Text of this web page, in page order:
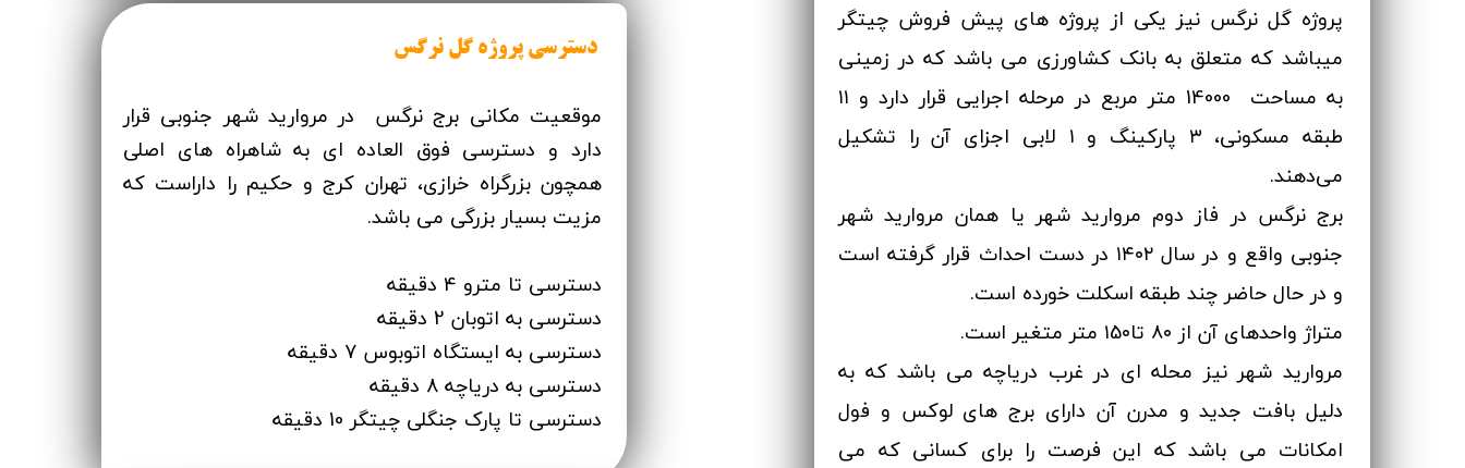
پروژه گل نرگس نیز یکی از پروژه های پیش فروش چیتگر
میباشد که متعلق به بانک کشاورزی می باشد که در زمینی
به مساحت 14000 متر مربع در مرحله اجرایی قرار دارد و ۱۱
طبقه مسکونی، ۳ پارکینگ و ۱ لابی اجزای آن را تشکیل
می‌دهند.
برج نرگس در فاز دوم مروارید شهر یا همان مروارید شهر
جنوبی واقع و در سال ۱۴۰۲ در دست احداث قرار گرفته است
و در حال حاضر چند طبقه اسکلت خورده است.
متراژ واحد‌های آن از ۸۰ تا۱5۰ متر متغیر است.
مروارید شهر نیز محله ای در غرب دریاچه می باشد که به
دلیل بافت جدید و مدرن آن دارای برج های لوکس و فول
امکانات می باشد که این فرصت را برای کسانی که می
دسترسی پروژه گل نرگس
موقعیت مکانی برج نرگس در مروارید شهر جنوبی قرار
دارد و دسترسی فوق العاده ای به شاهراه های اصلی
همچون بزرگراه خرازی، تهران کرج و حکیم را داراست که
مزیت بسیار بزرگی می باشد.
دسترسی تا مترو 4 دقیقه
دسترسی به اتوبان 2 دقیقه
دسترسی به ایستگاه اتوبوس 7 دقیقه
دسترسی به دریاچه 8 دقیقه
دسترسی تا پارک جنگلی چیتگر 10 دقیقه